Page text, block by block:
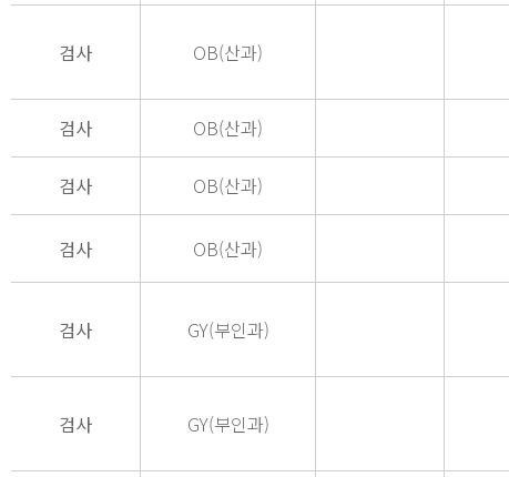
검사 OB(산과)
검사
OB(산과)
검사 OB(산과)
검사 OB(산과)
검사 GY(부인과)
검사 GY(부인과)